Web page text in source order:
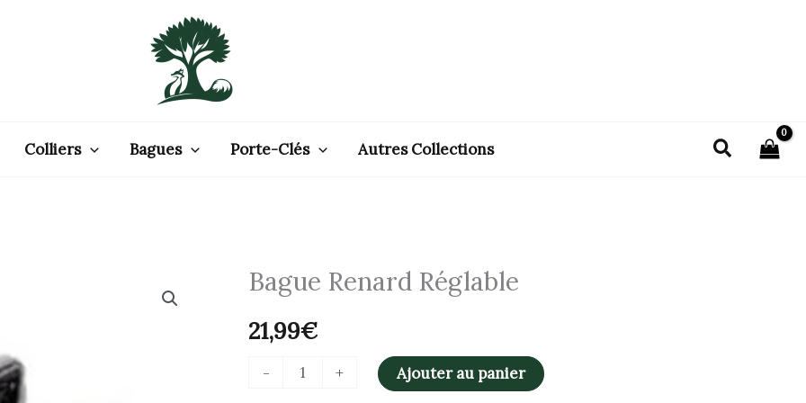
Colliers Bagues Porte-Clés Autres Collections
Bague Renard Réglable
21,99€
-
quantité
Bague
Renard
+ Ajouter au panier